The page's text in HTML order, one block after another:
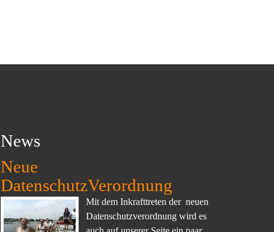
News
Neue
DatenschutzVerordnung
Mit dem Inkrafttreten der neuen
Datenschutzverordnung wird es